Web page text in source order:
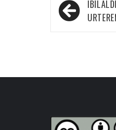
zehar